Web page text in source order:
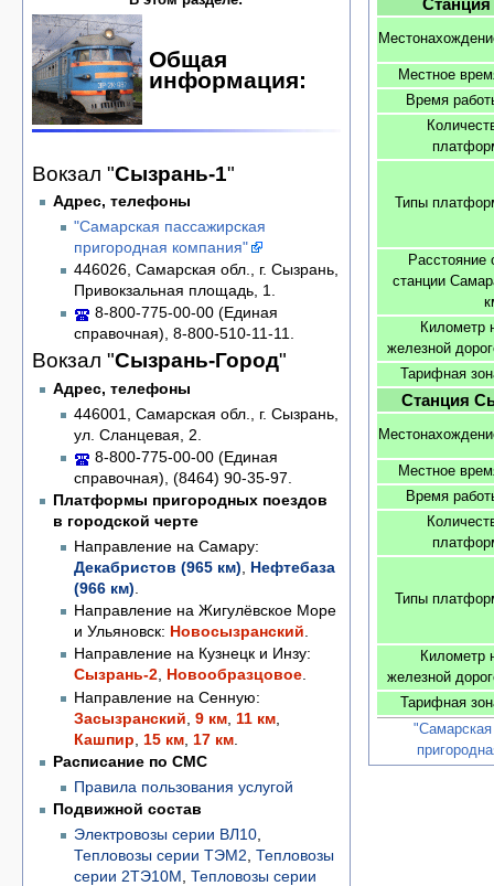
Общая
информация:
Вокзал "Сызрань-1"
Адрес, телефоны
"Самарская пассажирская
пригородная компания"
446026, Самарская обл., г. Сызрань,
Привокзальная площадь, 1.
8-800-775-00-00 (Единая
справочная), 8-800-510-11-11.
Вокзал "Сызрань-Город"
Адрес, телефоны
446001, Самарская обл., г. Сызрань,
ул. Сланцевая, 2.
8-800-775-00-00 (Единая
справочная), (8464) 90-35-97.
Платформы пригородных поездов
в городской черте
Направление на Самару:
Декабристов (965 км)
Нефтебаза
(966 км)
Направление на Жигулёвское Море
и Ульяновск: Новосызранский
Направление на Кузнецк и Инзу:
Сызрань-2, Новообразцовое.
Направление на Сенную:
Засызранский ,9 км 11 км
Кашпир
15 км 17 км
Расписание по СМС
Правила пользования услугой
Подвижной состав
Электровозы серии ВЛ10
Тепловозы серии ТЭМ2 ,Тепловозы
серии 2ТЭ10М ,Тепловозы серии
Местное
Время
Типы
Расстояние
станции
Километр
железной
Тарифная
Станция
Местное
Время
Типы
Километр
железной
Тарифная